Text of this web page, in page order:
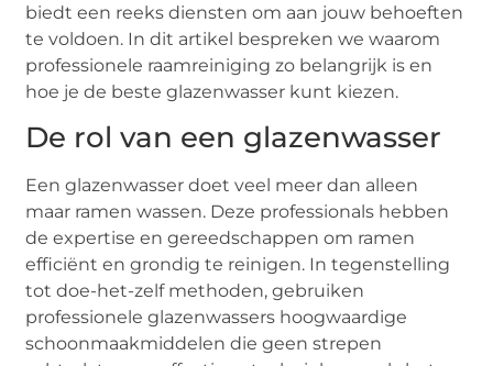
biedt een reeks diensten om aan jouw behoeften
te voldoen. In dit artikel bespreken we waarom
professionele raamreiniging zo belangrijk is en
hoe je de beste glazenwasser kunt kiezen.
De rol van een glazenwasser
Een glazenwasser doet veel meer dan alleen
maar ramen wassen. Deze professionals hebben
de expertise en gereedschappen om ramen
efficiënt en grondig te reinigen. In tegenstelling
tot doe-het-zelf methoden, gebruiken
professionele glazenwassers hoogwaardige
schoonmaakmiddelen die geen strepen